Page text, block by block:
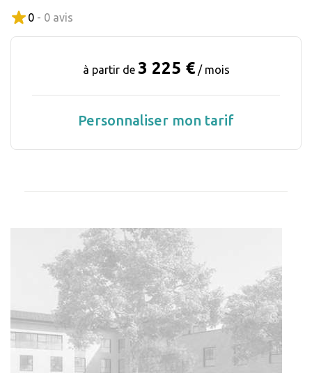
0 - 0 avis
à partir de 3 225 € / mois
Personnaliser mon tarif